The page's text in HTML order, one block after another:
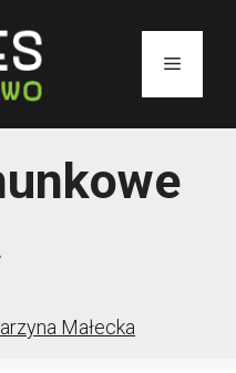
Menu
Małecka